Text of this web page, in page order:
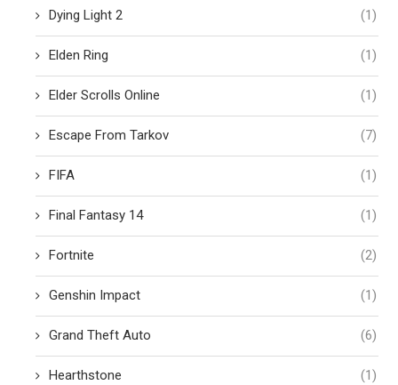
Dying Light 2 (1)
Elden Ring (1)
Elder Scrolls Online (1)
Escape From Tarkov (7)
FIFA (1)
Final Fantasy 14 (1)
Fortnite (2)
Genshin Impact (1)
Grand Theft Auto (6)
Hearthstone (1)